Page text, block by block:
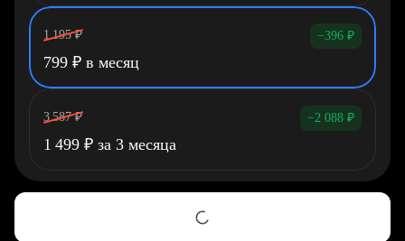
1 195 ₽ −396 ₽
799 ₽ в месяц
3 587 ₽ −2 088 ₽
1 499 ₽ за 3 месяца